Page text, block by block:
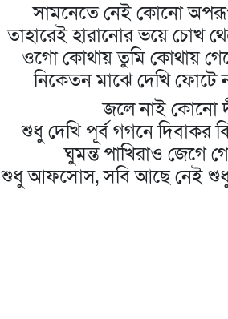
সামনেতে নেই কোনো অপরূপ
তাহারেই হারানোর ভয়ে চোখ
ওগো কোথায় তুমি কোথায়
নিকেতন মাঝে দেখি
জলে নাই কোনো
শুধু দেখি পূর্ব গগনে দিবাকর
ঘুমন্ত পাখিরাও জেগে
শুধু আফসোস, সবি আছে নেই শুধু